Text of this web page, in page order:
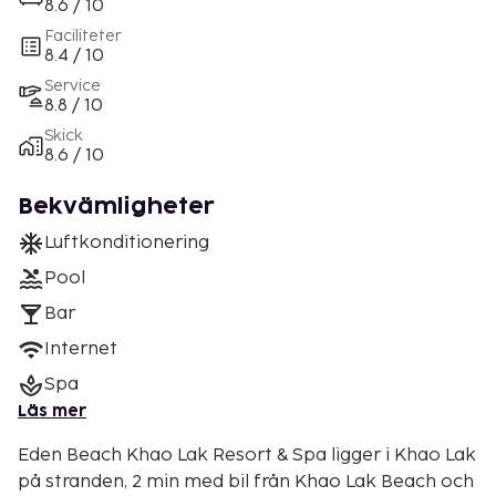
8.6 / 10
Faciliteter
8.4 / 10
Service
8.8 / 10
Skick
8.6 / 10
Bekvämligheter
Luftkonditionering
Pool
Bar
Internet
Spa
Läs mer
Eden Beach Khao Lak Resort & Spa ligger i Khao Lak
på stranden, 2 min med bil från Khao Lak Beach och